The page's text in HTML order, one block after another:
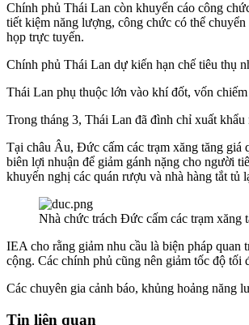
Chính phủ Thái Lan còn khuyến cáo công
tiết kiệm năng lượng, công chức có thể
họp trực tuyến.
Chính phủ Thái Lan dự kiến hạn chế tiêu thụ
Thái Lan phụ thuộc lớn vào khí đốt, vốn
Trong tháng 3, Thái Lan đã đình chỉ xuất
Tại châu Âu, Đức cấm các trạm xăng tăng giá
biên lợi nhuận để giảm gánh nặng cho người
khuyến nghị các quán rượu và nhà hàng tắt tủ
Nhà chức trách Đức cấm các trạm xăng
IEA cho rằng giảm nhu cầu là biện pháp
cộng. Các chính phủ cũng nên giảm tốc độ
Các chuyên gia cảnh báo, khủng hoảng năng
Tin liên quan